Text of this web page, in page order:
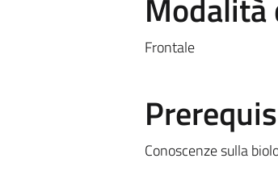
Frontale
Conoscenze sulla